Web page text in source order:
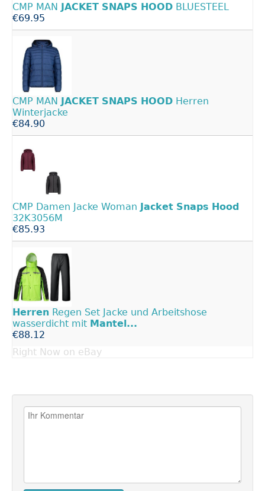
CMP MAN JACKET SNAPS HOOD BLUESTEEL
€69.95
CMP MAN JACKET SNAPS HOOD Herren
Winterjacke
€84.90
CMP Damen Jacke Woman Jacket Snaps Hood
32K3056M
€85.93
Herren Regen Set Jacke und Arbeitshose
wasserdicht mit Mantel...
€88.12
Right Now on eBay